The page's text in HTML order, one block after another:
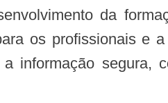
da
os profissionais e
informação segura,